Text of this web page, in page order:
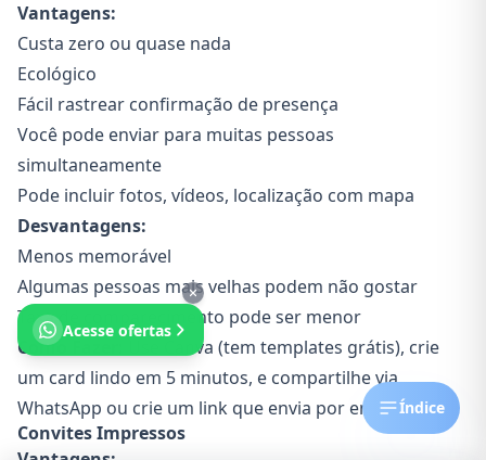
Índice
Vantagens:
Custa zero ou quase nada
Ecológico
Fácil rastrear confirmação de presença
Você pode enviar para muitas pessoas
simultaneamente
Pode incluir fotos, vídeos, localização com mapa
Desvantagens:
Menos memorável
Algumas pessoas mais velhas podem não gostar
Taxa de comparecimento pode ser menor
Como Fazer:
Use Canva (tem templates grátis), crie
um card lindo em 5 minutos, e compartilhe via
WhatsApp ou crie um link que envia por email.
Convites Impressos
Acesse ofertas